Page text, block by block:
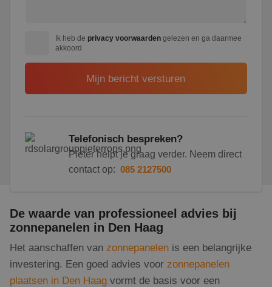
Ik heb de privacy voorwaarden gelezen en ga daarmee
akkoord
Telefonisch bespreken?
Pieter helpt je graag verder. Neem direct
contact op: 085 2127500
De waarde van professioneel advies bij
zonnepanelen in Den Haag
Het aanschaffen van zonnepanelen is een belangrijke
investering. Een goed advies voor zonnepanelen
plaatsen in Den Haag vormt de basis voor een